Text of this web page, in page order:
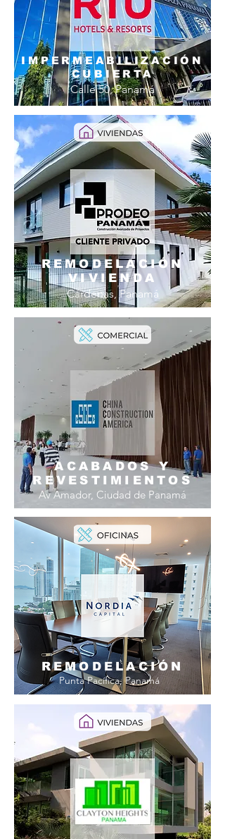
IMPERMEABILIZACIÓN
CUBIERTA
Calle 50, Panamá
REMODELACIÓN
VIVIENDA
Cárdenas, Panamá
ACABADOS Y
REVESTIMIENTOS
Av Amador, Ciudad de Panamá
REMODELACIÓN
Punta Pacífica, Panamá